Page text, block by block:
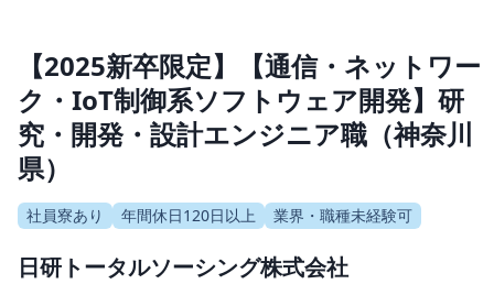
【2025新卒限定】【通信・ネットワー
ク・IoT制御系ソフトウェア開発】研
究・開発・設計エンジニア職（神奈川
県）
社員寮あり 年間休日120日以上 業界・職種未経験可
日研トータルソーシング株式会社